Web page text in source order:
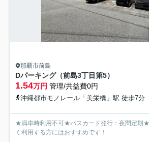
那覇市前島
Dパーキング（前島3丁目第5）
1.54万円 管理/共益費0円
沖縄都市モノレール「美栄橋」駅 徒歩7分
★満車時利用不可★パスカード発行：夜間定期★
く利用する方にはおすすめです！